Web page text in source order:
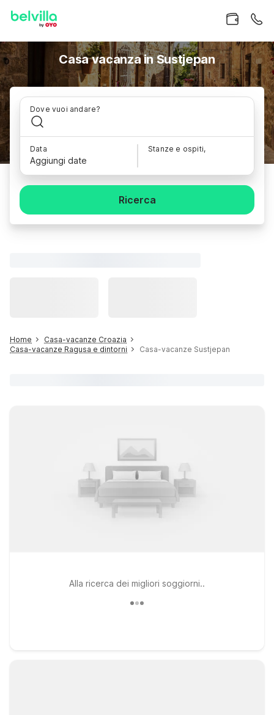
Casa vacanza in Sustjepan
Dove vuoi andare?
Data
Aggiungi date
Stanze e ospiti,
Ricerca
Home
Casa-vacanze Croazia
Casa-vacanze Ragusa e dintorni
Casa-vacanze Sustjepan
Alla ricerca dei migliori soggiorni..